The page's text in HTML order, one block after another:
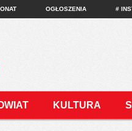
OGŁOSZENIA #
KULTURA